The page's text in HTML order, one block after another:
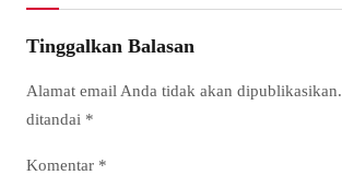
Tinggalkan Balasan
Alamat email Anda tidak akan dipublikasikan.
ditandai *
Komentar *